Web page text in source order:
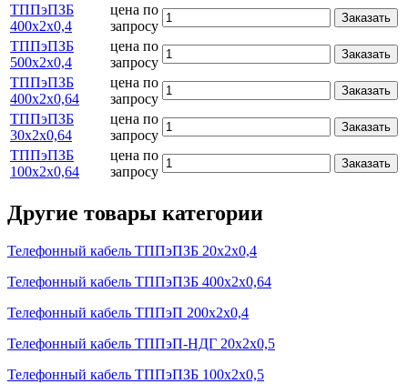
ТППэПЗБ
400х2х0,4
цена по
запросу
Заказать
ТППэПЗБ
500х2х0,4
цена по
запросу
Заказать
ТППэПЗБ
400х2х0,64
цена по
запросу
Заказать
ТППэПЗБ
30х2х0,64
цена по
запросу
Заказать
ТППэПЗБ
100х2х0,64
цена по
запросу
Заказать
Другие товары категории
Телефонный кабель ТППэПЗБ 20х2х0,4
Телефонный кабель ТППэПЗБ 400х2х0,64
Телефонный кабель ТППэП 200х2х0,4
Телефонный кабель ТППэП-НДГ 20х2х0,5
Телефонный кабель ТППэПЗБ 100х2х0,5